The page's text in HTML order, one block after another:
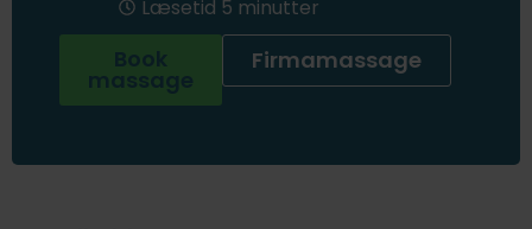
Læsetid 5 minutter
Book
massage
Firmamassage